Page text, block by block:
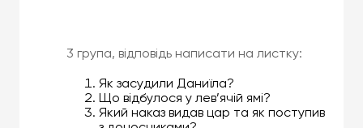
3 група, відповідь написати на листку:
Як засудили Даниїла?
Що відбулося у лев’ячій ямі?
Який наказ видав цар та як поступив